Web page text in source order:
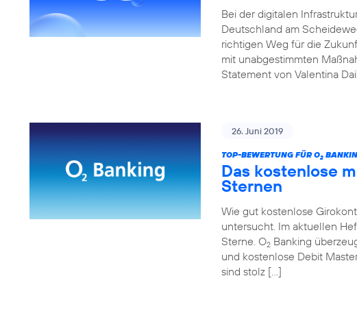
Bei der digitalen
Deutschland am
richtigen Weg für die
mit unabgestimmten
Statement von Valentina
26. Juni 2019
TOP-BEWERTUNG FÜR O2
Das kostenlose
Sternen
Wie gut kostenlose
untersucht. Im aktuellen
Sterne. O2 Banking
und kostenlose Debit
sind stolz […]